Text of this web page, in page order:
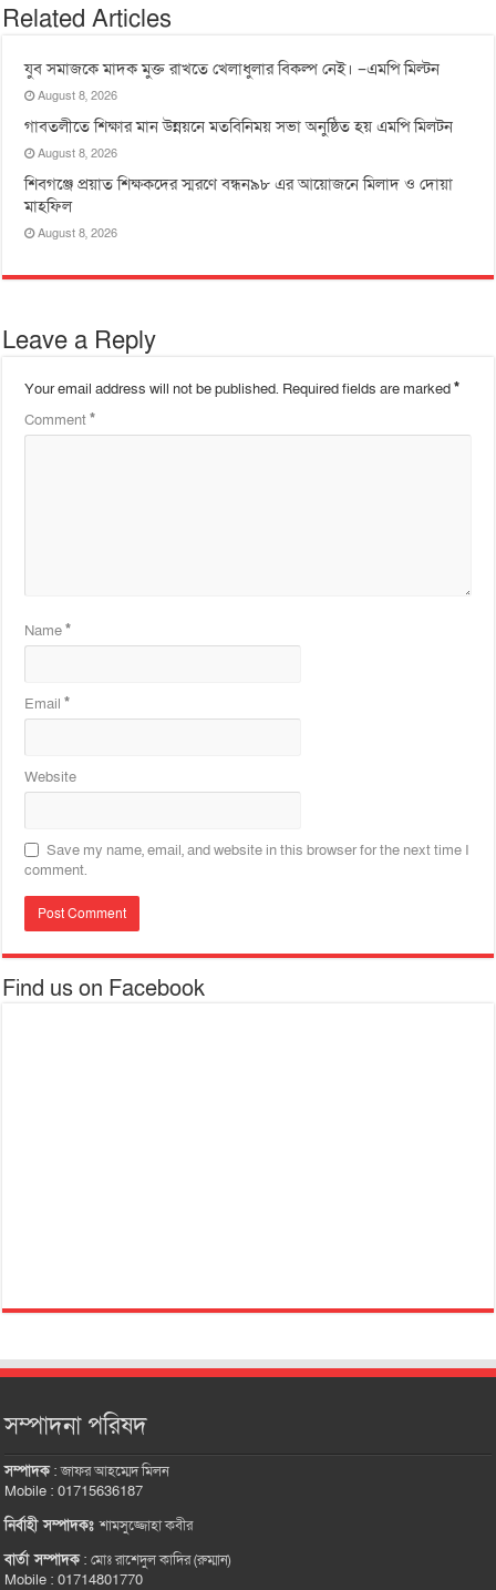
Related Articles
যুব সমাজকে মাদক মুক্ত রাখতে খেলাধুলার বিকল্প নেই। –এমপি মিল্টন
August 8, 2026
‎গাবতলীতে শিক্ষার মান উন্নয়নে ‎মতবিনিময় সভা অনুষ্ঠিত হয় ‎এমপি মিলটন
August 8, 2026
শিবগঞ্জে প্রয়াত শিক্ষকদের স্মরণে বন্ধন৯৮ এর আয়োজনে মিলাদ ও দোয়া
মাহফিল
August 8, 2026
Leave a Reply
Your email address will not be published. Required fields are marked*
Comment*
Name*
Email*
Website
Save my name, email, and website in this browser for the next time I
comment.
Find us on Facebook
সম্পাদনা পরিষদ
সম্পাদক:জাফর আহম্মেদ মিলন
Mobile : 01715636187
নির্বাহী সম্পাদকঃশামসুজ্জোহা কবীর
বার্তা সম্পাদক:মোঃ রাশেদুল কাদির (রুম্মান)
Mobile : 01714801770